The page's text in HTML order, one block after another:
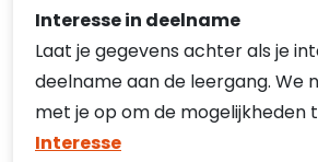
Interesse in deelname
Laat je gegevens achter als je
deelname aan de leergang. We
met je op om de mogelijkheden
Interesse